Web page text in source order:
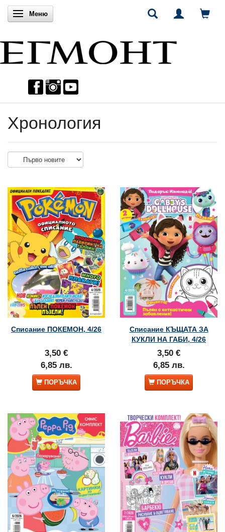
Включи навигацията
Меню
Хронология
Списание ПОКЕМОН, 4/26
3,50 €
6,85 лв.
ПОРЪЧКА
Списание КЪЩАТА ЗА
КУКЛИ НА ГАБИ, 4/26
3,50 €
6,85 лв.
ПОРЪЧКА